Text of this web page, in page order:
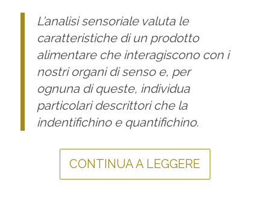
L’analisi sensoriale valuta le
caratteristiche di un prodotto
alimentare che interagiscono con i
nostri organi di senso e, per
ognuna di queste, individua
particolari descrittori che la
indentifichino e quantifichino.
CONTINUA A LEGGERE